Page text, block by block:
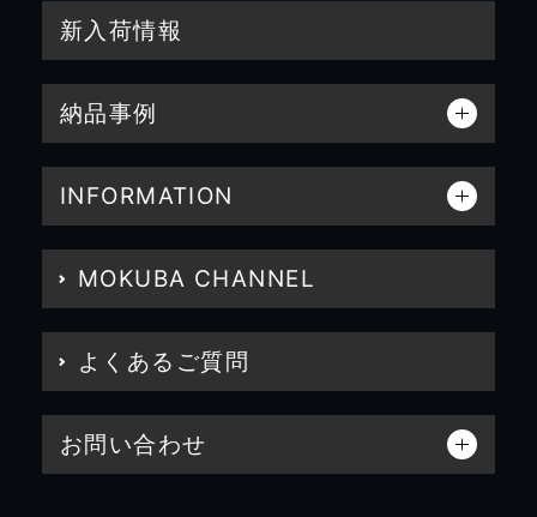
新入荷情報
納品事例
INFORMATION
MOKUBA CHANNEL
よくあるご質問
お問い合わせ